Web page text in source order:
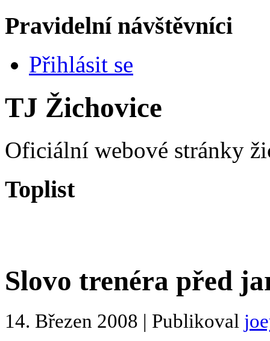
Pravidelní návštěvníci
Přihlásit se
TJ Žichovice
Oficiální webové stránky
Toplist
Slovo trenéra před
14. Březen 2008 | Publikoval